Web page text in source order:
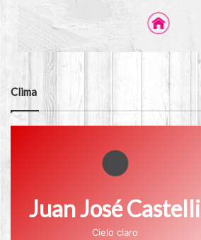
Clima
Juan José Castelli
Cielo claro